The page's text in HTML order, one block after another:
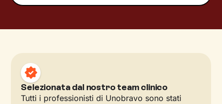
Selezionata dal nostro team clinico
Tutti i professionisti di Unobravo sono stati